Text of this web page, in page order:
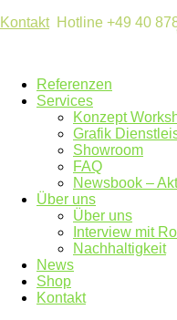
KontaktHotline +49 40
Referenzen
Services
Konzept
Grafik
Showroom
FAQ
Newsbook –
Über uns
Über uns
Interview mit
Nachhaltigkeit
News
Shop
Kontakt